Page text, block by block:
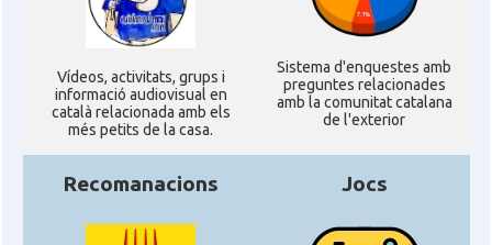
Ví­deos, activitats, grups i
informació audiovisual en
català relacionada amb els
més petits de la casa.
Sistema d'enquestes amb
preguntes relacionades
amb la comunitat catalana
de l'exterior
Recomanacions Jocs